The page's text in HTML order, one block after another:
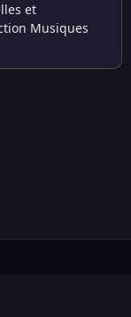
et
Musiques